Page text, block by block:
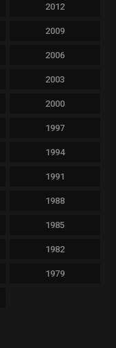
2012
2009
2006
2003
2000
1997
1994
1991
1988
1985
1982
1979